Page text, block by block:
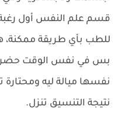
قسم علم النفس أول
للطب بأي طريقة
بس في نفس الوقت
نفسها ميالة ليه
نتيجة التنسيق تنزل.